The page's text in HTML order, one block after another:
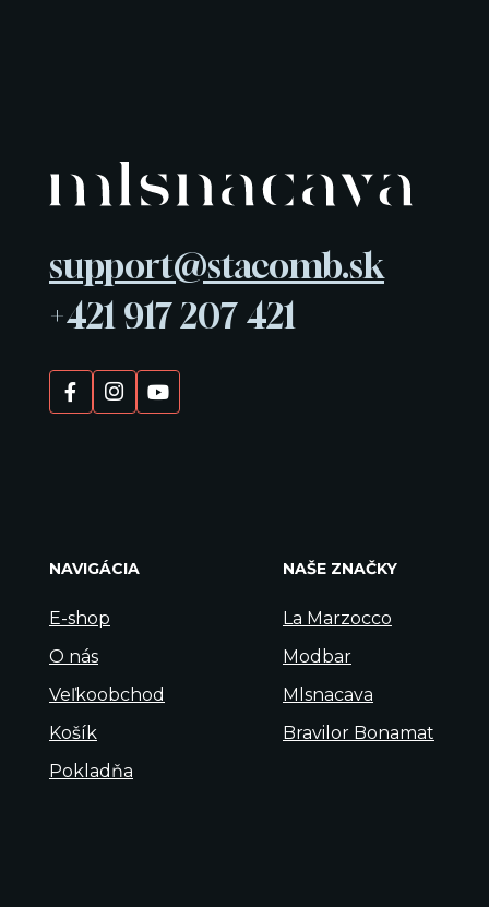
support@stacomb.sk
+421 917 207 421
NAVIGÁCIA
E-shop
O nás
Veľkoobchod
Košík
Pokladňa
NAŠE ZNAČKY
La Marzocco
Modbar
Mlsnacava
Bravilor Bonamat